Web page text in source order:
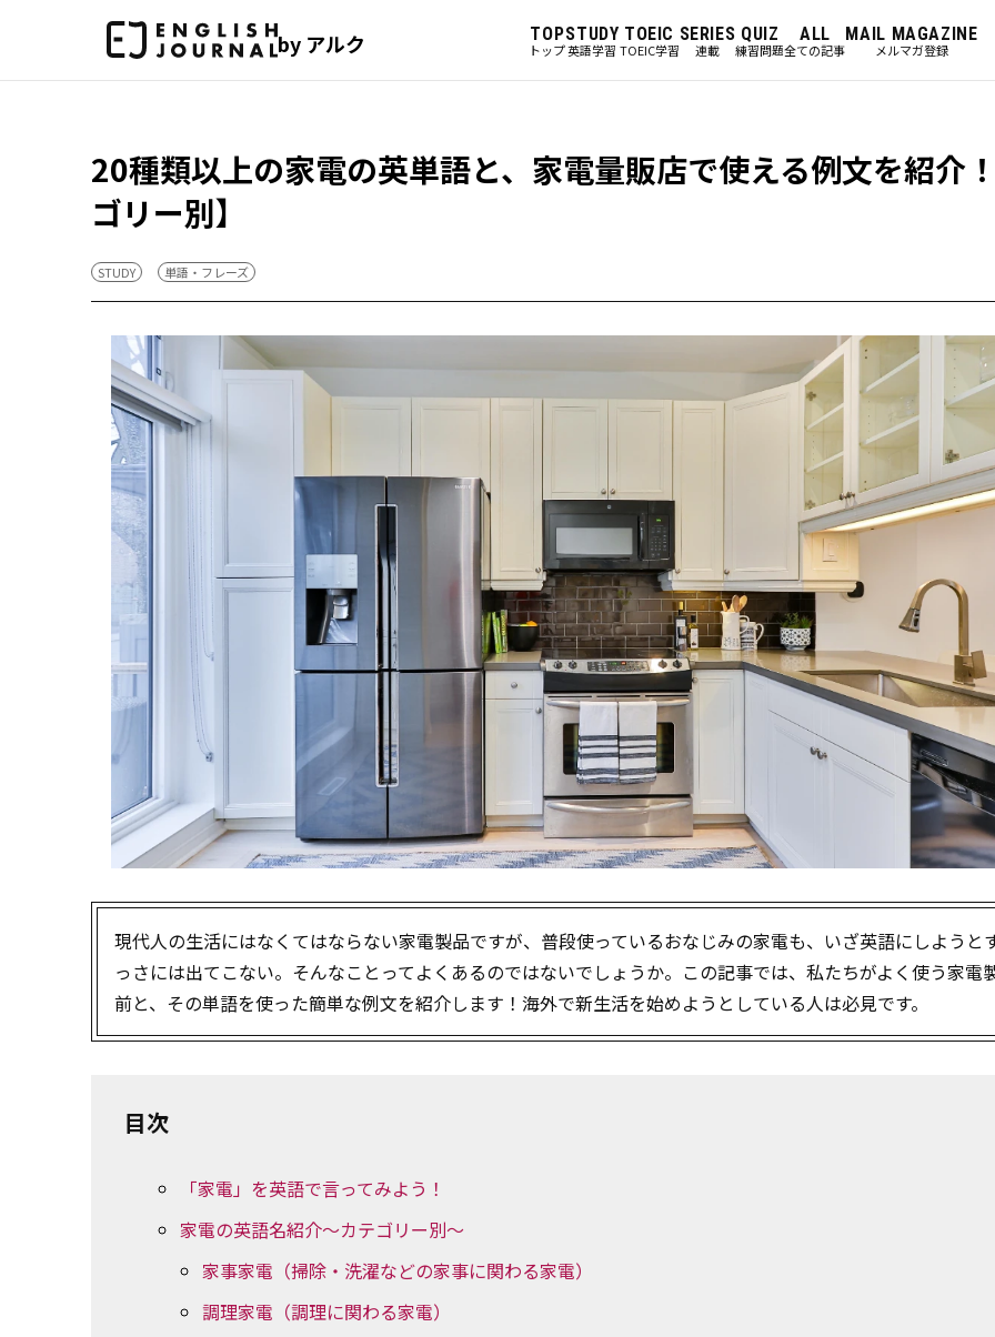
by アルク TOP
トップ
STUDY
英語学習
TOEIC
TOEIC学習
SERIES
連載
QUIZ
練習問題
ALL
全ての記事
MAIL MAGAZINE
メルマガ登録
20種類以上の家電の英単語と、家電量販店で使える例文を紹介
ゴリー別】
STUDY 単語・フレーズ
現代人の生活にはなくてはならない家電製品ですが、普段使っているおなじみの家電も、いざ英語にしようと
っさには出てこない。そんなことってよくあるのではないでしょうか。この記事では、私たちがよく使う家電
前と、その単語を使った簡単な例文を紹介します！海外で新生活を始めようとしている人は必見です。
目次
「家電」を英語で言ってみよう！
家電の英語名紹介～カテゴリー別～
家事家電（掃除・洗濯などの家事に関わる家電）
調理家電（調理に関わる家電）